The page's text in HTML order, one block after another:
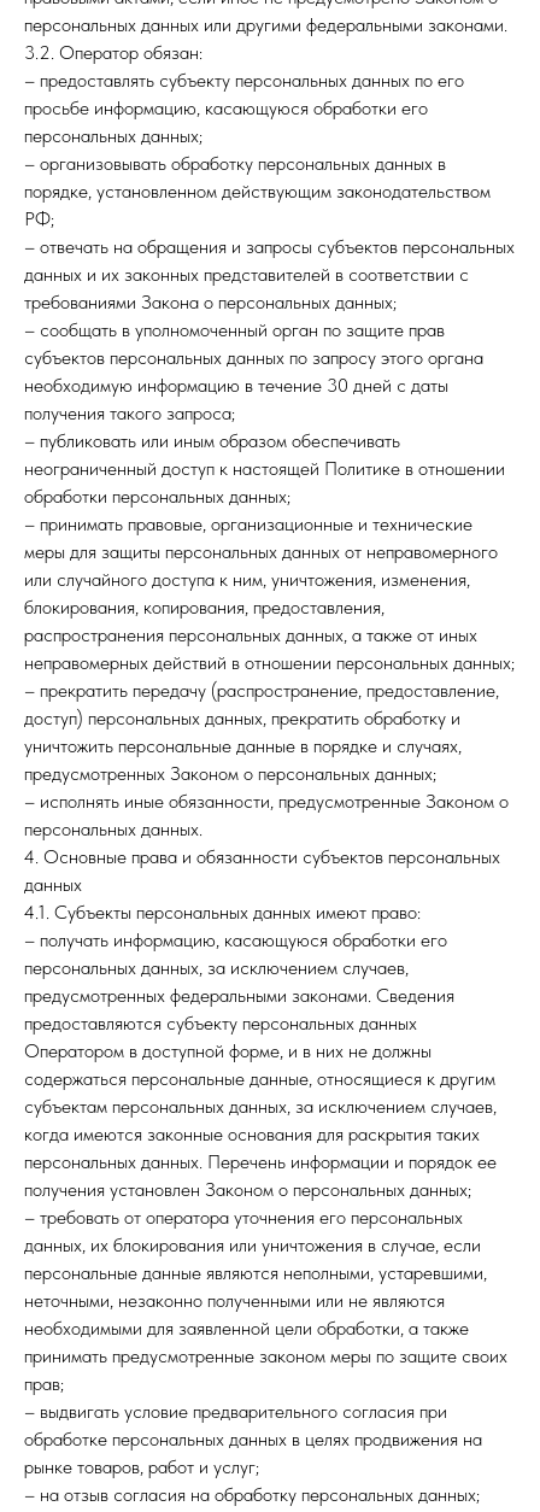
персональных данных или другими федеральными законами.
3.2. Оператор обязан:
– предоставлять субъекту персональных данных по его
просьбе информацию, касающуюся обработки его
персональных данных;
– организовывать обработку персональных данных в
порядке, установленном действующим законодательством
РФ;
– отвечать на обращения и запросы субъектов персональных
данных и их законных представителей в соответствии с
требованиями Закона о персональных данных;
– сообщать в уполномоченный орган по защите прав
субъектов персональных данных по запросу этого органа
необходимую информацию в течение 30 дней с даты
получения такого запроса;
– публиковать или иным образом обеспечивать
неограниченный доступ к настоящей Политике в отношении
обработки персональных данных;
– принимать правовые, организационные и технические
меры для защиты персональных данных от неправомерного
или случайного доступа к ним, уничтожения, изменения,
блокирования, копирования, предоставления,
распространения персональных данных, а также от иных
неправомерных действий в отношении персональных данных;
– прекратить передачу (распространение, предоставление,
доступ) персональных данных, прекратить обработку и
уничтожить персональные данные в порядке и случаях,
предусмотренных Законом о персональных данных;
– исполнять иные обязанности, предусмотренные Законом о
персональных данных.
4. Основные права и обязанности субъектов персональных
данных
4.1. Субъекты персональных данных имеют право:
– получать информацию, касающуюся обработки его
персональных данных, за исключением случаев,
предусмотренных федеральными законами. Сведения
предоставляются субъекту персональных данных
Оператором в доступной форме, и в них не должны
содержаться персональные данные, относящиеся к другим
субъектам персональных данных, за исключением случаев,
когда имеются законные основания для раскрытия таких
персональных данных. Перечень информации и порядок ее
получения установлен Законом о персональных данных;
– требовать от оператора уточнения его персональных
данных, их блокирования или уничтожения в случае, если
персональные данные являются неполными, устаревшими,
неточными, незаконно полученными или не являются
необходимыми для заявленной цели обработки, а также
принимать предусмотренные законом меры по защите своих
прав;
– выдвигать условие предварительного согласия при
обработке персональных данных в целях продвижения на
рынке товаров, работ и услуг;
– на отзыв согласия на обработку персональных данных;